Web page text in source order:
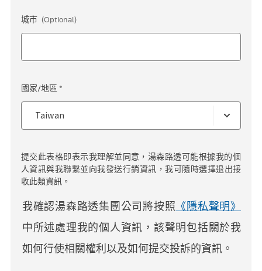
城市 (Optional)
國家/地區 *
提交此表格即表示我理解並同意，湯森路透可能根據我的個
人資訊與我聯繫並向我發送行銷資訊，我可隨時選擇退出接
收此類資訊。
我確認湯森路透集團公司將按照 《隱私聲明》
中所述處理我的個人資訊，該聲明包括關於我
如何行使相關權利以及如何提交投訴的資訊。